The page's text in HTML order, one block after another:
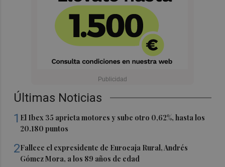
Últimas Noticias
1 El Ibex 35 aprieta motores y sube otro 0,62%, hasta los
20.180 puntos
2Fallece el expresidente de Eurocaja Rural, Andrés
Gómez Mora, a los 89 años de edad